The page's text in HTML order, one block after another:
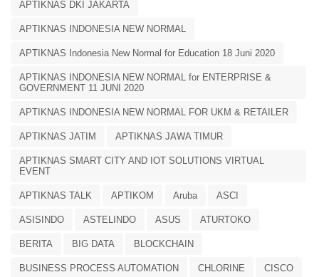
APTIKNAS DKI JAKARTA
APTIKNAS INDONESIA NEW NORMAL
APTIKNAS Indonesia New Normal for Education 18 Juni 2020
APTIKNAS INDONESIA NEW NORMAL for ENTERPRISE &
GOVERNMENT 11 JUNI 2020
APTIKNAS INDONESIA NEW NORMAL FOR UKM & RETAILER
APTIKNAS JATIM APTIKNAS JAWA TIMUR
APTIKNAS SMART CITY AND IOT SOLUTIONS VIRTUAL
EVENT
APTIKNAS TALK APTIKOM Aruba ASCI
ASISINDO ASTELINDO ASUS ATURTOKO
BERITA BIG DATA BLOCKCHAIN
BUSINESS PROCESS AUTOMATION CHLORINE CISCO